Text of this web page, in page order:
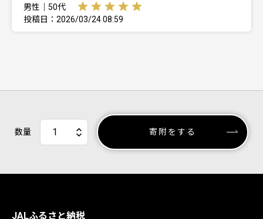
男性｜50代
投稿日：2026/03/24 08:59
数量 寄附をする
JALふるさと納税